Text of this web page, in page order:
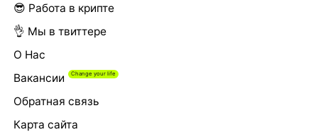
😎 Работа в крипте
👌 Мы в твиттере
О Нас
Вакансии
Обратная связь
Карта сайта